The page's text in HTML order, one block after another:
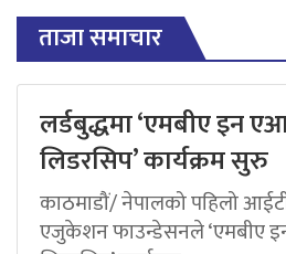
ताजा समाचार
लर्डबुद्धमा ‘एमबीए इन
लिडरसिप’ कार्यक्रम सुरु
काठमाडौं/ नेपालको पहिलो
एजुकेशन फाउन्डेसनले ‘एमबीए